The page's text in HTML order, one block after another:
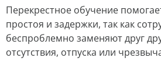
Перекрестное обучение
простоя и задержки, так как
беспроблемно заменяют друг
отсутствия, отпуска или